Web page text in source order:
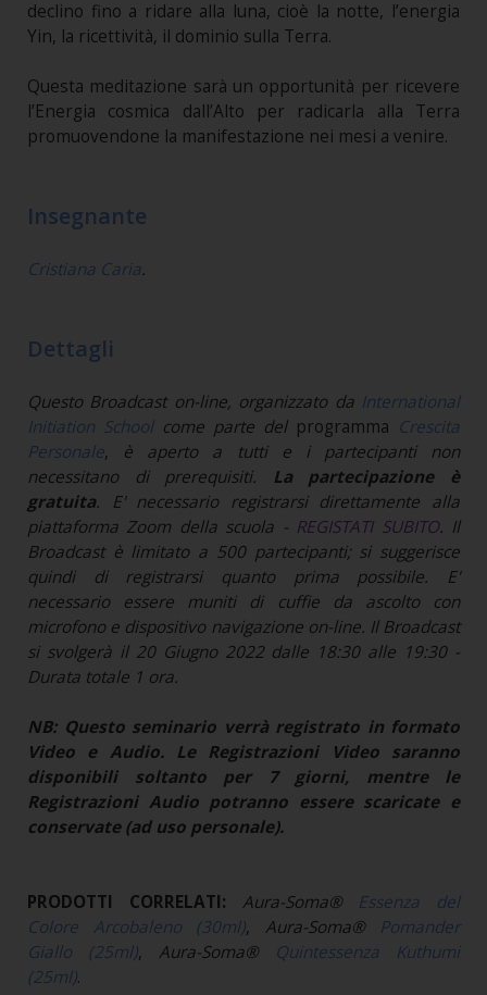
declino fino a ridare alla luna, cioè la notte, l’energia
Yin, la ricettività, il dominio sulla Terra.
Questa meditazione sarà un opportunità per ricevere
l’Energia cosmica dall’Alto per radicarla alla Terra
promuovendone la manifestazione nei mesi a venire.
Insegnante
Cristiana Caria.
Dettagli
Questo Broadcast on-line, organizzato da International
Initiation Schoolcome parte del programma Crescita
Personale, è aperto a tutti e i partecipanti non
necessitano di prerequisiti.
La partecipazione è
gratuita. E' necessario registrarsi direttamente alla
piattaforma Zoom della scuola - REGISTATI SUBITO. Il
Broadcast è limitato a 500 partecipanti; si suggerisce
quindi di registrarsi quanto prima possibile. E'
necessario essere muniti di cuffie da ascolto con
microfono e dispositivo navigazione on-line. Il Broadcast
si svolgerà il 20 Giugno 2022 dalle 18:30 alle 19:30 -
Durata totale 1 ora.
NB: Questo seminario verrà registrato in formato
Video e Audio. Le Registrazioni Video saranno
disponibili soltanto per 7 giorni, mentre le
Registrazioni Audio potranno essere scaricate e
conservate (ad uso personale).
PRODOTTI CORRELATI: Aura-Soma®
Essenza del
Colore Arcobaleno (30ml), Aura-Soma® Pomander
Giallo (25ml), Aura-Soma® Quintessenza Kuthumi
(25ml).